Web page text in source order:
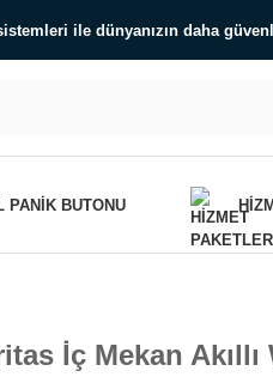
ile dünyanızın daha
PANIK BUTONU
İç Mekan